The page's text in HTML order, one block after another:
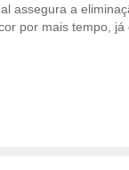
assegura a
por mais tempo, já